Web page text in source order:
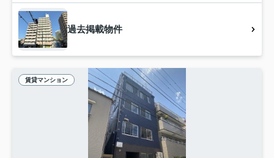
過去掲載物件
賃貸マンション